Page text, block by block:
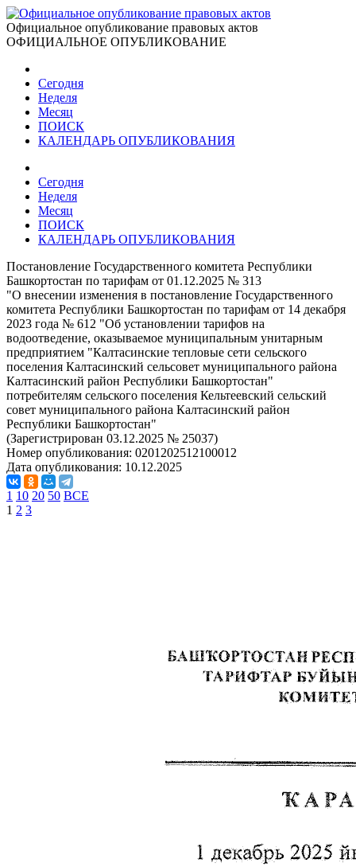
Официальное опубликование правовых актов
ОФИЦИАЛЬНОЕ ОПУБЛИКОВАНИЕ
Сегодня
Неделя
Месяц
ПОИСК
КАЛЕНДАРЬ ОПУБЛИКОВАНИЯ
Сегодня
Неделя
Месяц
ПОИСК
КАЛЕНДАРЬ ОПУБЛИКОВАНИЯ
Постановление Государственного комитета Республики
Башкортостан по тарифам от 01.12.2025 № 313
"О внесении изменения в постановление Государственного
комитета Республики Башкортостан по тарифам от 14 декабря
2023 года № 612 "Об установлении тарифов на
водоотведение, оказываемое муниципальным унитарным
предприятием "Калтасинские тепловые сети сельского
поселения Калтасинский сельсовет муниципального района
Калтасинский район Республики Башкортостан"
потребителям сельского поселения Кельтеевский сельский
совет муниципального района Калтасинский район
Республики Башкортостан"
(Зарегистрирован 03.12.2025 № 25037)
Номер опубликования: 0201202512100012
Дата опубликования: 10.12.2025
1 10 20 50 ВСЕ
1 2 3